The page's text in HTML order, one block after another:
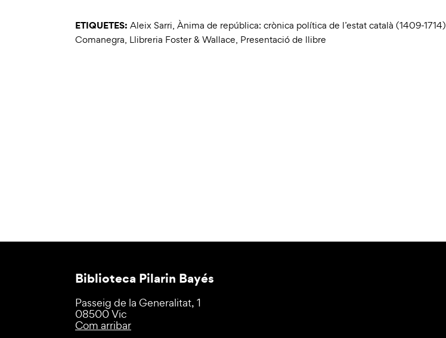
ETIQUETES: Aleix Sarri, Ànima de república: crònica política de l’estat català (1409-1714)
Comanegra, Llibreria Foster & Wallace, Presentació de llibre
Biblioteca Pilarin Bayés
Passeig de la Generalitat, 1
08500 Vic
Com arribar